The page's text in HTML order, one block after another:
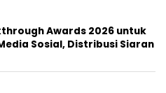
Awards 2026 untuk
Sosial, Distribusi Siaran